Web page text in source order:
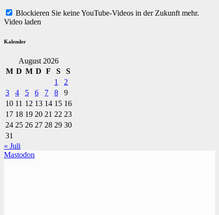
Blockieren Sie keine YouTube-Videos in der Zukunft mehr.
Video laden
Kalender
August 2026
M D M D F S
S
1
2
3
4 5 6 7 8
9
10 11 12 13 14 15 16
17 18 19 20 21 22 23
24 25 26 27 28 29 30
31
« Juli
Mastodon